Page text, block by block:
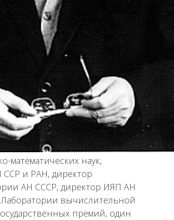
математических наук,
ССР и РАН, директор
АН СССР, директор ИЯП АН
Лаборатории вычислительной
премий, один